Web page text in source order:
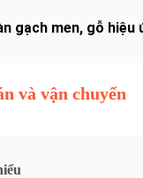
gạch men, gỗ hiệu
và vận chuyển